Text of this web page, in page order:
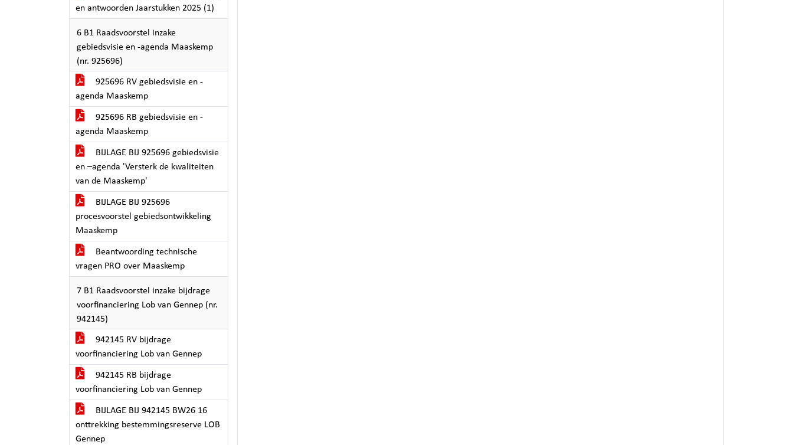
en antwoorden Jaarstukken 2025 (1)
6 B1 Raadsvoorstel inzake
gebiedsvisie en -agenda Maaskemp
(nr. 925696)
925696 RV gebiedsvisie en -
agenda Maaskemp
925696 RB gebiedsvisie en -
agenda Maaskemp
BIJLAGE BIJ 925696 gebiedsvisie
en –agenda 'Versterk de kwaliteiten
van de Maaskemp'
BIJLAGE BIJ 925696
procesvoorstel gebiedsontwikkeling
Maaskemp
Beantwoording technische
vragen PRO over Maaskemp
7 B1 Raadsvoorstel inzake bijdrage
voorfinanciering Lob van Gennep (nr.
942145)
942145 RV bijdrage
voorfinanciering Lob van Gennep
942145 RB bijdrage
voorfinanciering Lob van Gennep
BIJLAGE BIJ 942145 BW26 16
onttrekking bestemmingsreserve LOB
Gennep